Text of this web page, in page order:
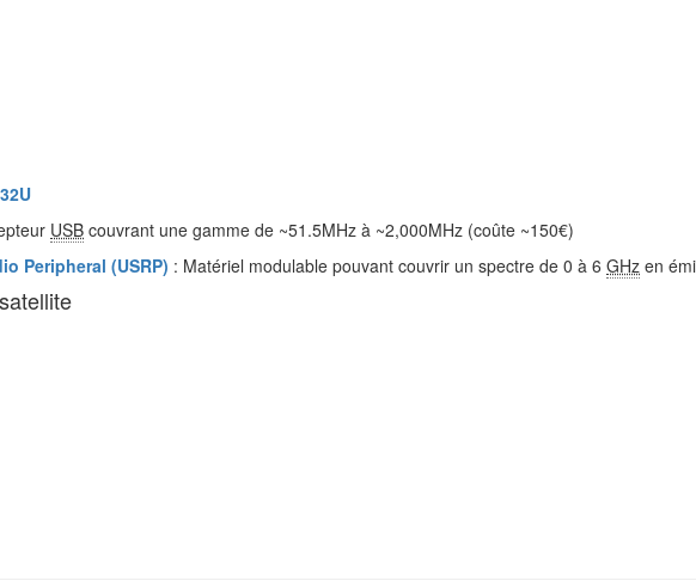
USB couvrant une gamme de ~51.5MHz à ~2,000MHz (coûte ~150€)
Peripheral (USRP) : Matériel modulable pouvant couvrir un spectre de 0 à 6 GHz en